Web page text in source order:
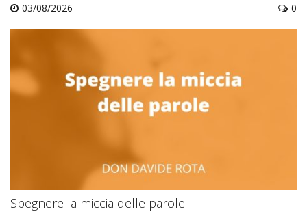
03/08/2026 0
Spegnere la miccia delle parole